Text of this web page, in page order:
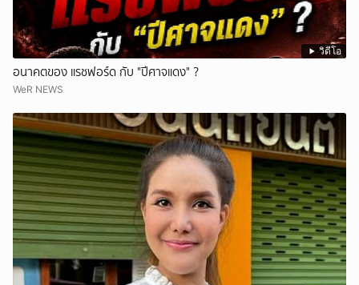
วิดีโอ
อนาคตของ แรชฟอร์ด กับ "ปีศาจแดง" ?
WeR NEWS